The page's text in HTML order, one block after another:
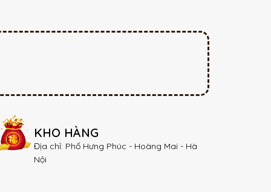
KHO HÀNG
Địa chỉ: Phố Hưng Phúc - Hoàng Mai - Hà
Nội